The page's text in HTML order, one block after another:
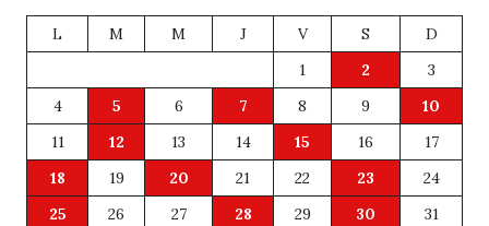
L M M J V S
D
1
2
3
4
5 6 7 8 9
10
11
12 13 14 15 16
17
18
19 20 21 22 23
24
25
26 27 28 29 30 31